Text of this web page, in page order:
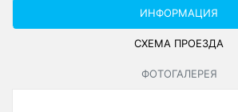
ИНФОРМАЦИЯ
СХЕМА ПРОЕЗДА
ФОТОГАЛЕРЕЯ